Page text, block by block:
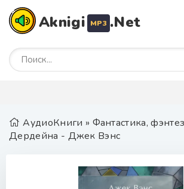
Aknigi MP3 .Net
АудиоКниги » Фантастика,
Дердейна - Джек Вэнс